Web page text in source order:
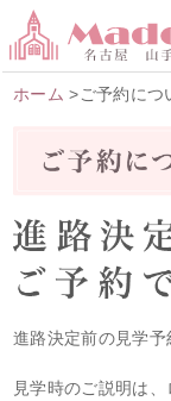
ホーム >ご予約につ
進路決定前の見学予
見学時のご説明は